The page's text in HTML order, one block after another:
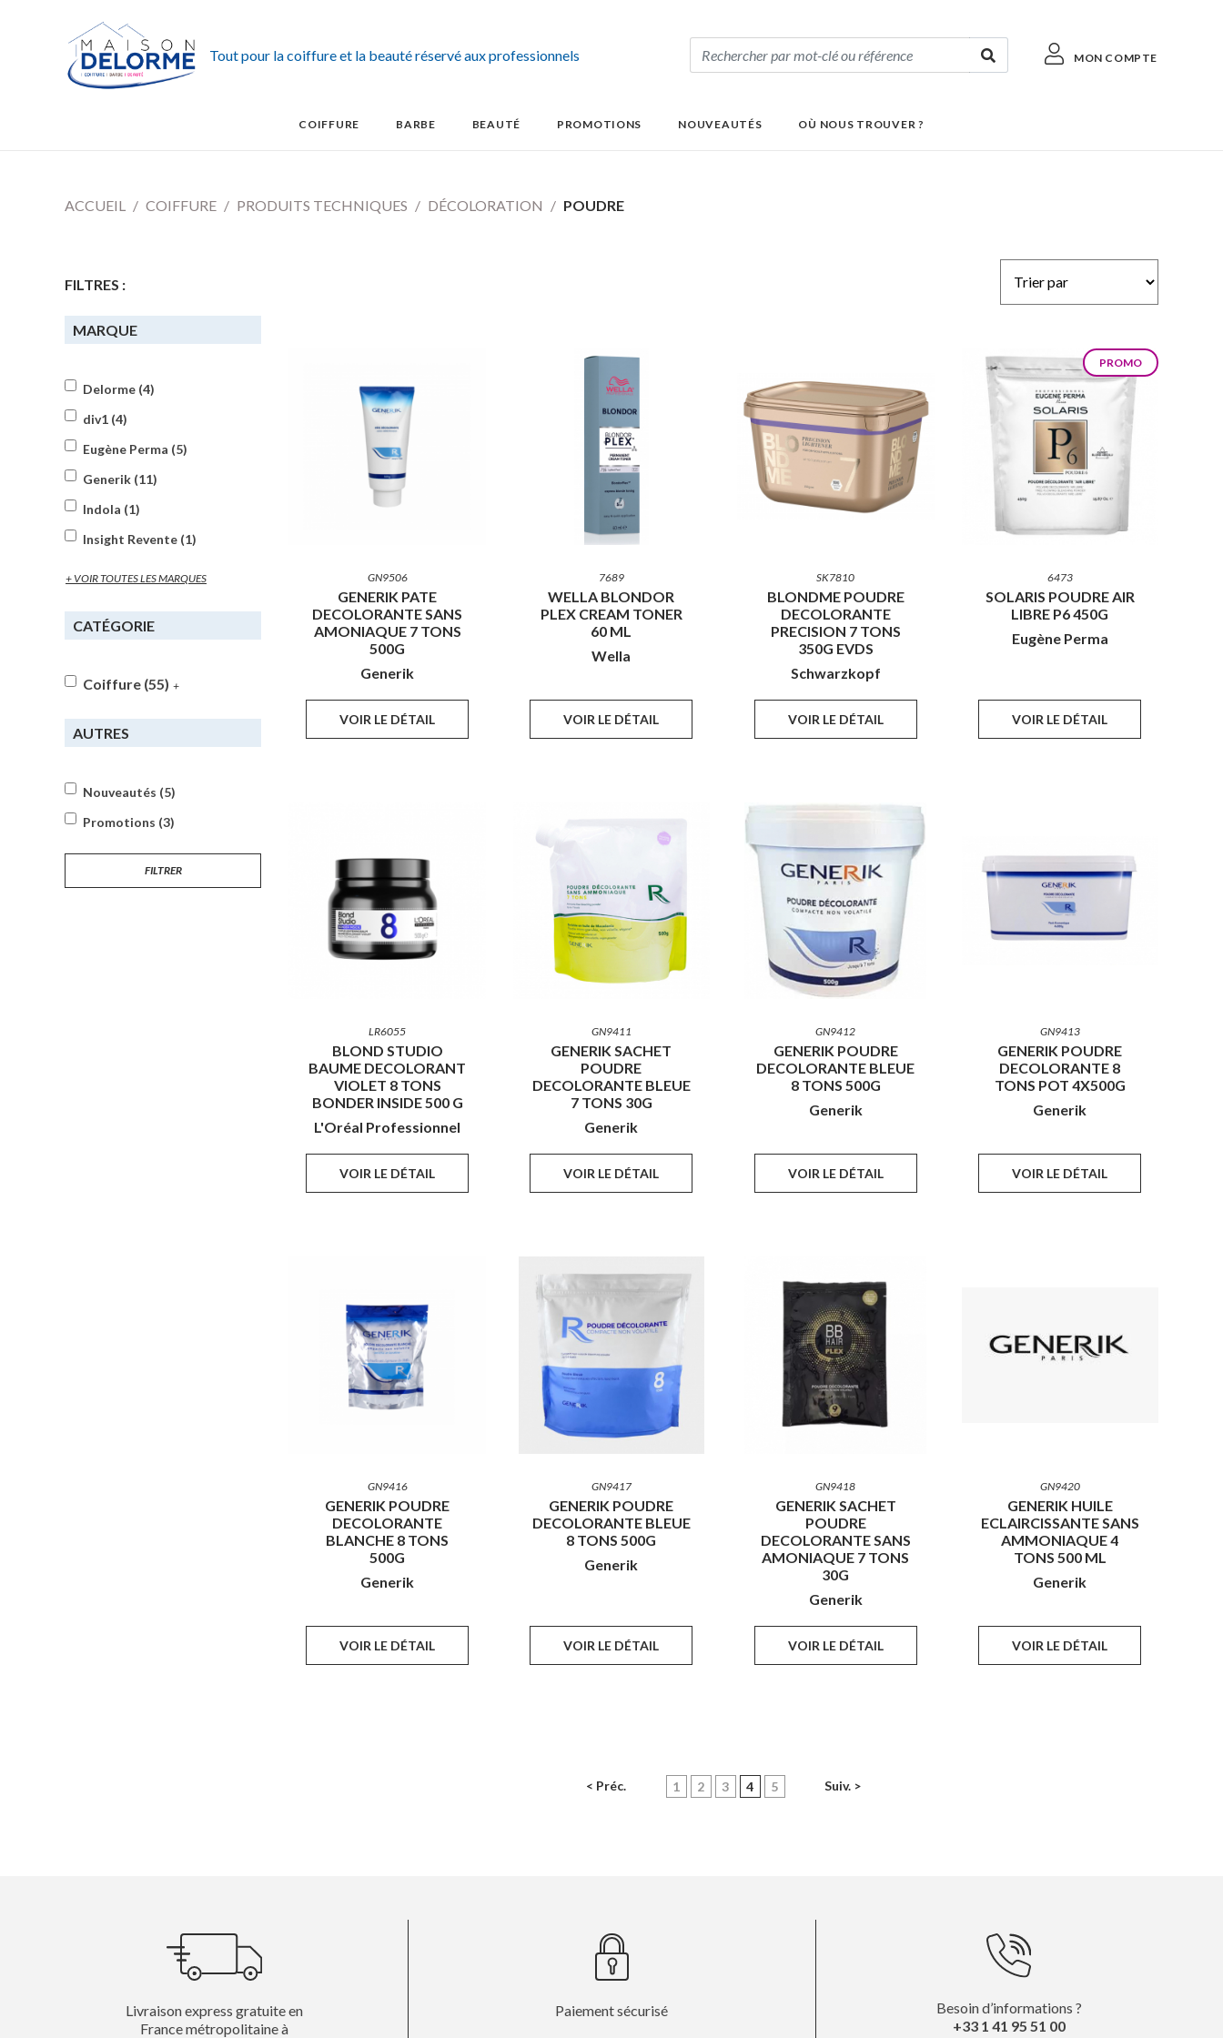
Tout pour la coiffure et la beauté réservé aux professionnels MON COMPTE
COIFFURE BARBE BEAUTÉ PROMOTIONS NOUVEAUTÉS OÙ NOUS TROUVER ?
ACCUEIL COIFFURE PRODUITS TECHNIQUES DÉCOLORATION POUDRE
FILTRES :
MARQUE
Delorme (4)
div1 (4)
Eugène Perma (5)
Generik (11)
Indola (1)
Insight Revente (1)
+ VOIR TOUTES LES MARQUES
CATÉGORIE
Coiffure (55) +
AUTRES
Nouveautés (5)
Promotions (3)
FILTRER
GN9506
GENERIK PATE
DECOLORANTE SANS
AMONIAQUE 7 TONS
500G
Generik
VOIR LE DÉTAIL
7689
WELLA BLONDOR
PLEX CREAM TONER
60 ML
Wella
VOIR LE DÉTAIL
SK7810
BLONDME POUDRE
DECOLORANTE
PRECISION 7 TONS
350G EVDS
Schwarzkopf
VOIR LE DÉTAIL
PROMO
6473
SOLARIS POUDRE AIR
LIBRE P6 450G
Eugène Perma
VOIR LE DÉTAIL
LR6055
BLOND STUDIO
BAUME DECOLORANT
VIOLET 8 TONS
BONDER INSIDE 500 G
L'Oréal Professionnel
VOIR LE DÉTAIL
GN9411
GENERIK SACHET
POUDRE
DECOLORANTE BLEUE
7 TONS 30G
Generik
VOIR LE DÉTAIL
GN9412
GENERIK POUDRE
DECOLORANTE BLEUE
8 TONS 500G
Generik
VOIR LE DÉTAIL
GN9413
GENERIK POUDRE
DECOLORANTE 8
TONS POT 4X500G
Generik
VOIR LE DÉTAIL
GN9416
GENERIK POUDRE
DECOLORANTE
BLANCHE 8 TONS
500G
Generik
VOIR LE DÉTAIL
GN9417
GENERIK POUDRE
DECOLORANTE BLEUE
8 TONS 500G
Generik
VOIR LE DÉTAIL
GN9418
GENERIK SACHET
POUDRE
DECOLORANTE SANS
AMONIAQUE 7 TONS
30G
Generik
VOIR LE DÉTAIL
GN9420
GENERIK HUILE
ECLAIRCISSANTE SANS
AMMONIAQUE 4
TONS 500 ML
Generik
VOIR LE DÉTAIL
< Préc. 1 2 3 4(current)
5 Suiv. >
Livraison express gratuite en
France métropolitaine à
Paiement sécurisé
Besoin d’informations ?
+33 1 41 95 51 00